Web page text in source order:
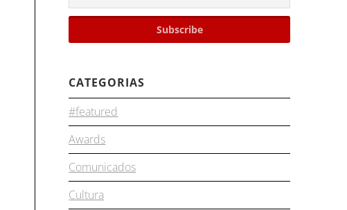
CATEGORIAS
#featured
Awards
Comunicados
Cultura